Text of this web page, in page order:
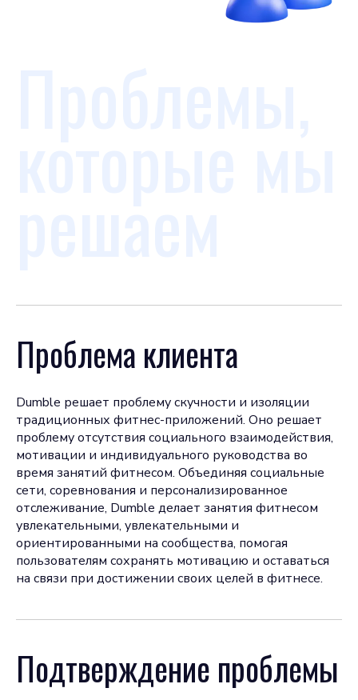
Проблема клиента
Dumble решает проблему скучности и изоляции
традиционных фитнес-приложений. Оно решает
проблему отсутствия социального взаимодействия,
мотивации и индивидуального руководства во
время занятий фитнесом. Объединяя социальные
сети, соревнования и персонализированное
отслеживание, Dumble делает занятия фитнесом
увлекательными, увлекательными и
ориентированными на сообщества, помогая
пользователям сохранять мотивацию и оставаться
на связи при достижении своих целей в фитнесе.
Подтверждение проблемы